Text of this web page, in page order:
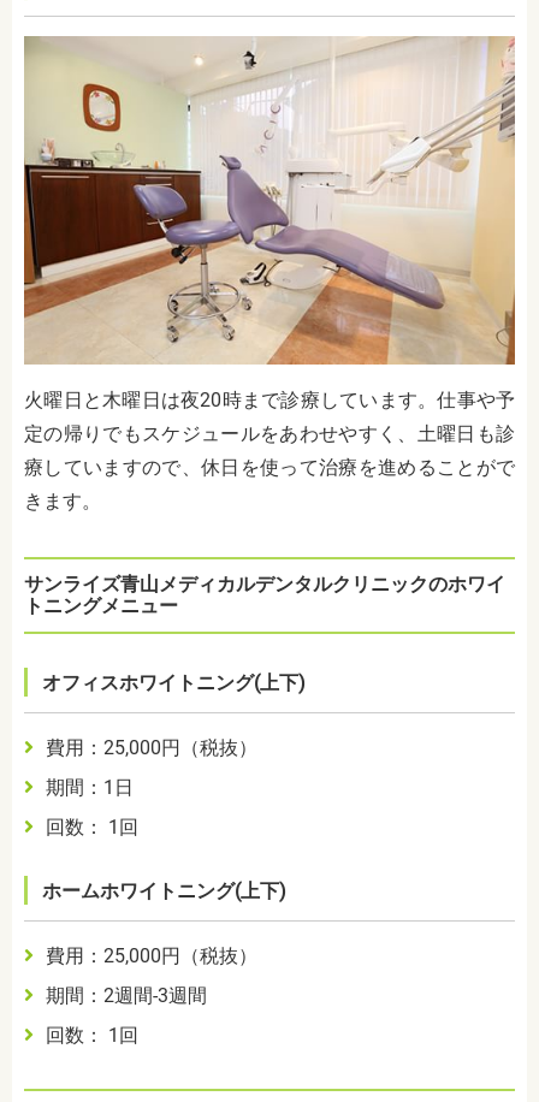
火曜日と木曜日は夜20時まで診療しています。仕事や予
定の帰りでもスケジュールをあわせやすく、土曜日も診
療していますので、休日を使って治療を進めることがで
きます。
サンライズ青山メディカルデンタルクリニックのホワイ
トニングメニュー
オフィスホワイトニング(上下)
費用：25,000円（税抜）
期間：1日
回数： 1回
ホームホワイトニング(上下)
費用：25,000円（税抜）
期間：2週間-3週間
回数： 1回